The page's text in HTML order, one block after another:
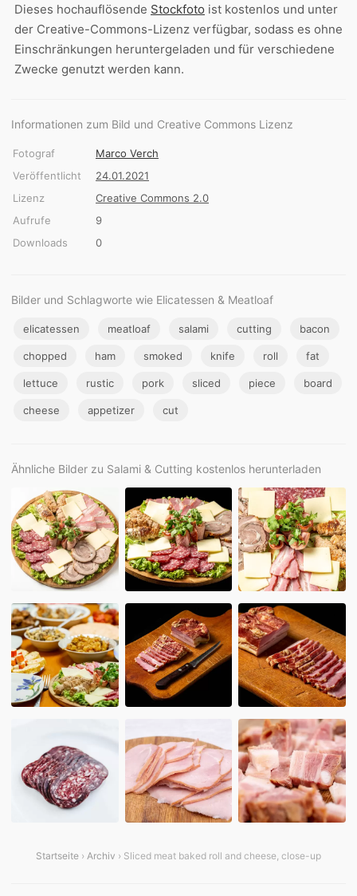
Dieses hochauflösende Stockfoto ist kostenlos und unter
der Creative-Commons-Lizenz verfügbar, sodass es ohne
Einschränkungen heruntergeladen und für verschiedene
Zwecke genutzt werden kann.
Informationen zum Bild und Creative Commons Lizenz
Fotograf
Marco Verch
Veröffentlicht
24.01.2021
Lizenz
Creative Commons 2.0
Aufrufe
9
Downloads
0
Bilder und Schlagworte wie Elicatessen & Meatloaf
elicatessen meatloaf salami cutting bacon
chopped ham smoked knife roll fat
lettuce rustic pork sliced piece board
cheese appetizer cut
Ähnliche Bilder zu Salami & Cutting kostenlos herunterladen
Startseite › Archiv › Sliced meat baked roll and cheese, close-up